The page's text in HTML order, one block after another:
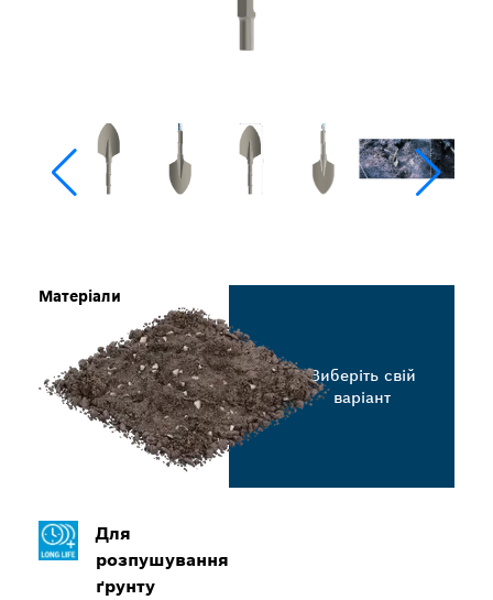
Для
розпушування
ґрунту
Матеріали
Виберіть свій
варіант